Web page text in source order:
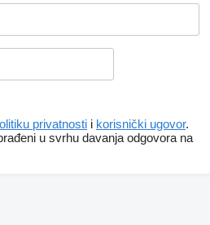
privatnosti i korisnički ugovor.
u svrhu davanja odgovora na